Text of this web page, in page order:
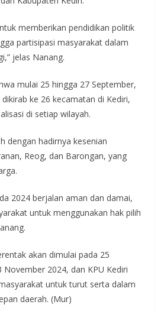
memberikan pendidikan politik
partisipasi masyarakat dalam
jelas Nanang.
mulai 25 hingga 27 September,
ke 26 kecamatan di Kediri,
di setiap wilayah.
dengan hadirnya kesenian
Reog, dan Barongan, yang
2024 berjalan aman dan damai,
untuk menggunakan hak pilih
akan dimulai pada 25
November 2024, dan KPU Kediri
untuk turut serta dalam
daerah. (Mur)